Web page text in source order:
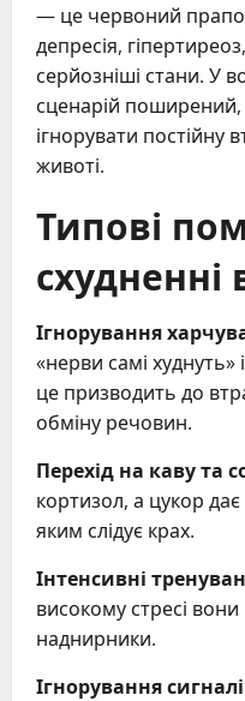
— це червоний
депресія,
серйозніші стани. У
сценарій
ігнорувати постійну
животі.
Типові
схудненні
Ігнорування
«нерви самі худнуть»
це призводить до
обміну речовин.
Перехід на каву та
кортизол, а цукор
яким слідує крах.
Інтенсивні
високому стресі
наднирники.
Ігнорування